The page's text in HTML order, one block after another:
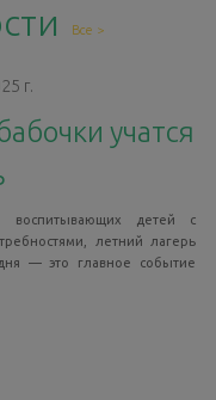
Все >
г.
учатся
воспитывающих детей с
летний лагерь
— это главное событие